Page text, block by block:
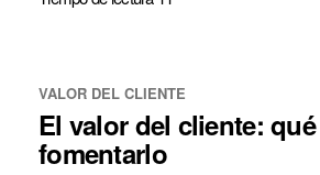
VALOR DEL CLIENTE
El valor del cliente:
fomentarlo